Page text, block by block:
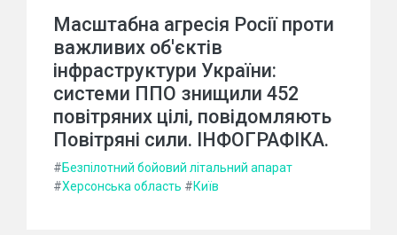
Масштабна агресія Росії проти
важливих об'єктів
інфраструктури України:
системи ППО знищили 452
повітряних цілі, повідомляють
Повітряні сили. ІНФОГРАФІКА.
#Безпілотний бойовий літальний апарат
#Херсонська область #Київ